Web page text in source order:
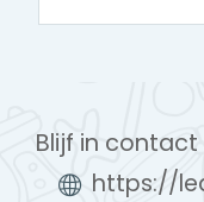
Blijf in contact
https://